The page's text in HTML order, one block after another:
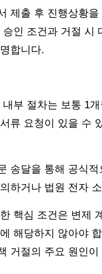
제출 후 진행상황
인 조건과 거절 시
합니다.
부 절차는 보통 1
류 요청이 있을 수
송달을 통해 공식
하거나 법원 전자
핵심 조건은 변제
해당하지 않아야
거절의 주요 원인이